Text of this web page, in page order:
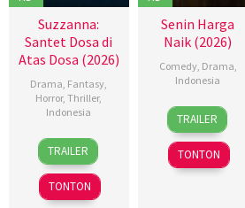
Suzzanna:
Santet Dosa di
Atas Dosa (2026)
Drama, Fantasy,
Horror,Thriller,
Indonesia
18
Mar
2026
Azhar
Kinoi
Lubis,
Hollynov
TRAILER
TONTON
Senin Harga
Naik (2026)
Comedy, Drama,
Indonesia
18
Mar
2026
Dinna
Jasanti
Fachru
Rizza
TRAILER
TONTON